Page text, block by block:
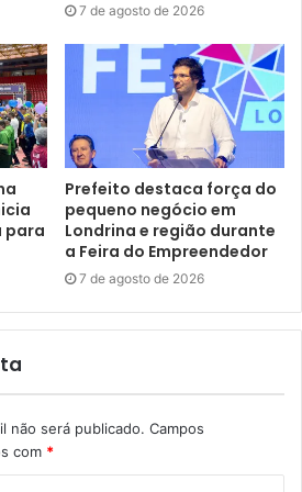
a atual administração assumiu a
“Já nos nossos primeiros dias de
como meta ser a prefeitura mais
para nossa surpresa este
antes do esperado. Esta notícia
ativo de nossa cidade, inclusive
para cá. Aproveito a
todos os servidores e
bem como as entidades e
para que isso se tornasse
e Controle Social”,
geral do
7 de agosto de 2026
para
Prefeito destaca força do
pequeno negócio em
Londrina e região durante
a Feira do Empreendedor
7 de agosto de 2026
não será publicado. Campos
com *